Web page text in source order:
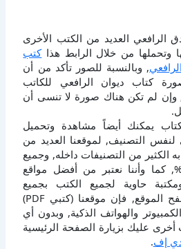
العديد من الكتب الأخرى
وتحملها من خلال الرابط هذاكتب
, وبالنسبة للصور تأكد من أن
كتاب ديوان الرافعي للكاتب
لم تكن هناك صورة لا تنسى أن
يمكنك أيضاً مشاهدة وتحميل
لنفس التصنيف, لموقعنا العديد من
الكثير من التصنيفات داخله, وجميع
الكتب مجانية 100%, كما وأننا نعتبر من أفضل مواقع
حاوية لجميع الكتب بجميع
تخصصاتها, وبالنسبة لتصفح الموقع, فإن موقعنا (كتبي PDF)
والهواتف الذكية, وبدون أي
عليك بزيارة الصفحة الرئيسية
إف.